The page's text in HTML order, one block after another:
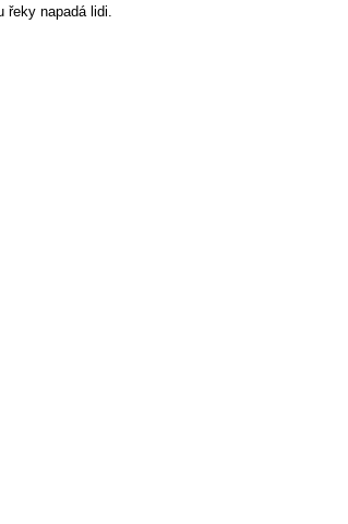
řeky napadá lidi.